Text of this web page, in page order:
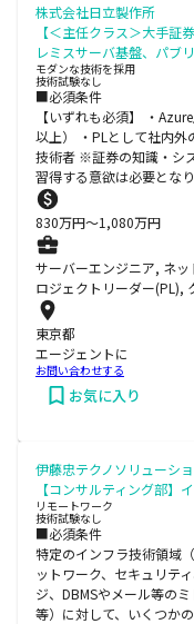
株式会社日立製作所
【＜主任クラス＞大手証
レミスサーバ基盤、パブ
モダンな技術を採用
技術試験なし
■必須条件
【いずれも必須】 ・
以上） ・PLとして社内外
技術者 ※証券の知識・シ
習得する意欲は必要となり
830万円〜1,080万円
サーバーエンジニア, ネ
ロジェクトリーダー(PL),
東京都
エージェントに
お問い合わせする
お気に入り
伊藤忠テクノソリューシ
【コンサルティング部】
リモートワーク
技術試験なし
■必須条件
特定のインフラ技術領域
ットワーク、セキュリテ
ジ、DBMSやメール等の
等）に対して、いくつか